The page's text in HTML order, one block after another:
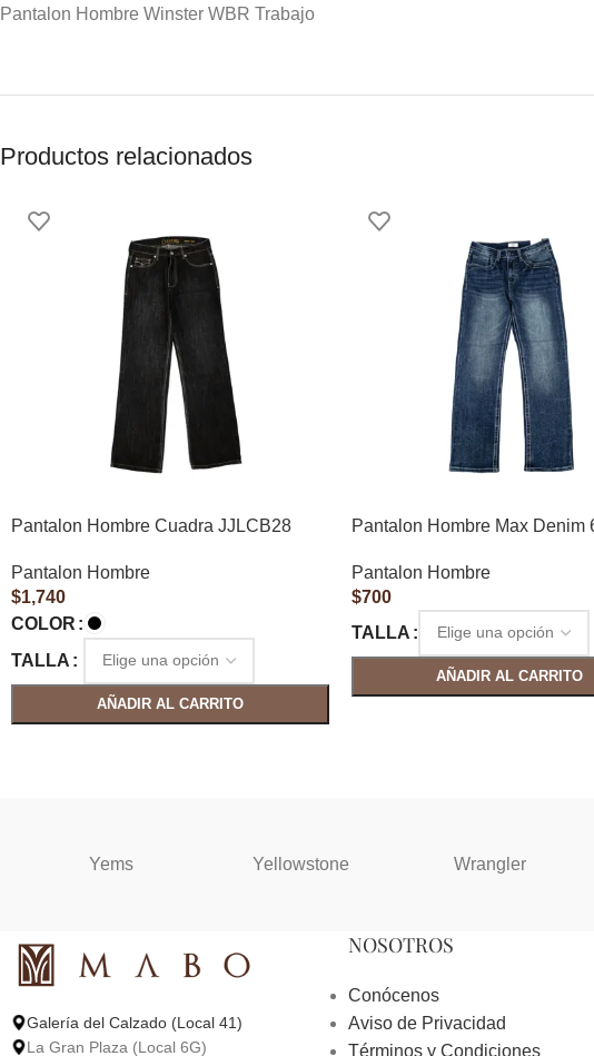
Pantalon Hombre Winster WBR Trabajo
Productos relacionados
Pantalon Hombre Cuadra JJLCB28
Pantalon Hombre
$1,740
COLOR
TALLA
AÑADIR AL CARRITO
Pantalon Hombre Max Denim
Pantalon Hombre
$700
TALLA
AÑADIR AL CARRITO
Yems Yellowstone Wrangler
Galería del Calzado (Local 41)
La Gran Plaza (Local 6G)
NOSOTROS
Conócenos
Aviso de Privacidad
Términos y Condiciones